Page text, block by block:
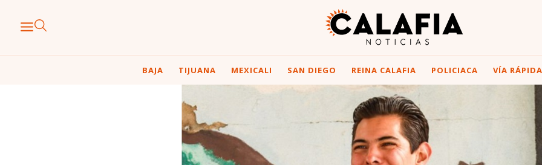
BAJA TIJUANA MEXICALI SAN DIEGO REINA CALAFIA POLICIACA VÍA RÁPIDA